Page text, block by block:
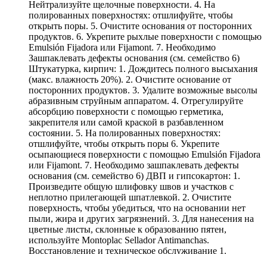
Нейтрализуйте щелочные поверхности. 4. На
полированных поверхностях: отшлифуйте, чтобы
открыть поры. 5. Очистите основания от посторонних
продуктов. 6. Укрепите рыхлые поверхности с помощью
Emulsión Fijadora или Fijamont. 7. Необходимо
Зашпаклевать дефекты основания (см. семейство 6)
Штукатурка, кирпич: 1. Дождитесь полного высыхания
(макс. влажность 20%). 2. Очистите основание от
посторонних продуктов. 3. Удалите возможные высолы
абразивным струйным аппаратом. 4. Отрегулируйте
абсорбцию поверхности с помощью герметика,
закрепителя или самой краской в разбавленном
состоянии. 5. На полированных поверхностях:
отшлифуйте, чтобы открыть поры 6. Укрепите
осыпающиеся поверхности с помощью Emulsión Fijadora
или Fijamont. 7. Необходимо зашпаклевать дефекты
основания (см. семейство 6) ДВП и гипсокартон: 1.
Произведите общую шлифовку швов и участков с
неплотно прилегающей шпатлевкой. 2. Очистите
поверхность, чтобы убедиться, что на основании нет
пыли, жира и других загрязнений. 3. Для нанесения на
цветные листы, склонные к образованию пятен,
используйте Montoplac Sellador Antimanchas.
Восстановление и техническое обслуживание 1.